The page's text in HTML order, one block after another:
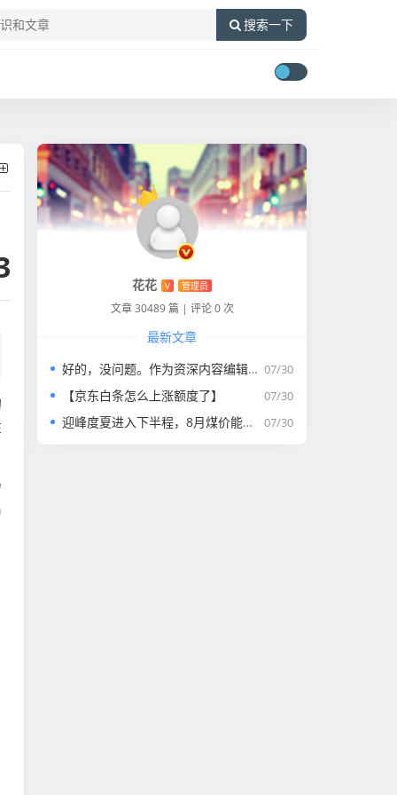
搜索一下
花花 V 管理员
文章 30489 篇 | 评论 0 次
最新文章
07/30
好的，没问题。作为资深内容编辑，我将为您打造一篇符合要求的专业教程文章。
07/30
【京东白条怎么上涨额度了】
07/30
迎峰度夏进入下半程，8月煤价能否走强？